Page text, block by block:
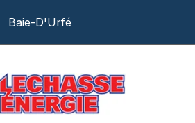
Beaconsfield